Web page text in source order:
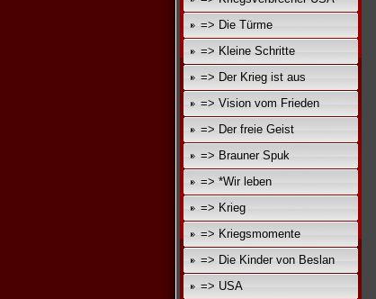
=> Die Türme
=> Kleine Schritte
=> Der Krieg ist aus
=> Vision vom Frieden
=> Der freie Geist
=> Brauner Spuk
=> *Wir leben
=> Krieg
=> Kriegsmomente
=> Die Kinder von Beslan
=> USA